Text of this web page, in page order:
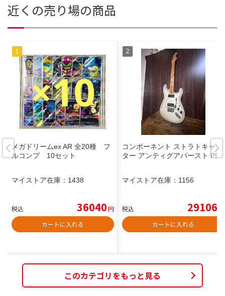
近くの売り場の商品
メガドリームex AR 全20種 フ
ルコンプ 10セット
マイストア在庫： 1438
税込 36040円
カートに入れる
コンポーネント ストラトキャス
ター アンティグアバースト P90
マイストア在庫： 1156
税込 29106
カートに入れる
このカテゴリをもっと見る